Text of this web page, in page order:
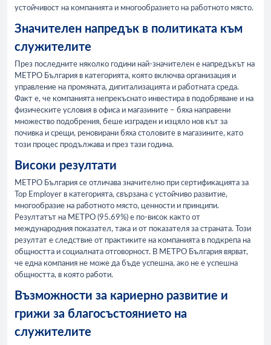
устойчивост на компанията и многообразието на работното място.
Значителен напредък в политиката към
служителите
През последните няколко години най-значителен е напредъкът на
МЕТРО България в категорията, която включва организация и
управление на промяната, дигитализацията и работната среда.
Факт е, че компанията непрекъснато инвестира в подобряване и на
физическите условия в офиса и магазините – бяха направени
множество подобрения, беше изграден и изцяло нов кът за
почивка и срещи, реновирани бяха столовите в магазините, като
този процес продължава и през тази година.
Високи резултати
МЕТРО България се отличава значително при сертификацията за
Top Employer в категорията, свързана с устойчиво развитие,
многообразие на работното място, ценности и принципи.
Резултатът на МЕТРО (95.69%) е по-висок както от
международния показател, така и от показателя за страната. Този
резултат е следствие от практиките на компанията в подкрепа на
общността и социалната отговорност. В МЕТРО България вярват,
че една компания не може да бъде успешна, ако не е успешна
общността, в която работи.
Възможности за кариерно развитие и
грижи за благосъстоянието на
служителите